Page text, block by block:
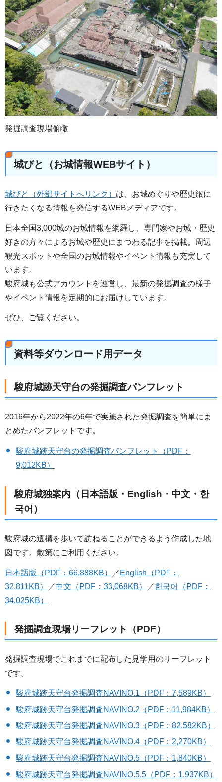
発掘調査現場俯瞰
城びと（お城情報WEBサイト）
城びと（外部サイトへリンク） は、お城めぐりや歴史旅に
行きたくなる情報を発信するWEBメディアです。
日本全国3,000城のお城情報を網羅し、専門家やお城・歴史
好きの方々によるお城や歴史にまつわる記事を掲載。周辺
観光スポットや全国のお城情報やイベント情報も充実して
います。
駿府城も公式アカウントを運営し、最新の発掘調査の様子
やイベント情報を定期的にお届けしています。
ぜひ、ご覧ください。
資料等ダウンロード用データ
駿府城跡天守台の発掘調査パンフレット
2016年から2022年の6年で実施された発掘調査を簡単にま
とめたパンフレットです。
駿府城跡天守台の発掘調査パンフレット（PDF：
9,012KB）
駿府城独案内（日本語版・English・中文・한
국어）
駿府城の遺構を歩いて訪ねることができるよう作成した地
図です。散策にご利用ください。
日本語版（PDF：66,888KB） ／ English（PDF：
32,811KB）
／中文（PDF：33,068KB） ／한국어（PDF：
34,025KB）
発掘調査現場リーフレット（PDF）
発掘調査現場でこれまでに配布した見学用のリーフレット
です。
駿府城跡天守台発掘調査NAVINO.1（PDF：7,589KB）
駿府城跡天守台発掘調査NAVINO.2（PDF：11,984KB）
駿府城跡天守台発掘調査NAVINO.3（PDF：82,582KB）
駿府城跡天守台発掘調査NAVINO.4（PDF：2,270KB）
駿府城跡天守台発掘調査NAVINO.5（PDF：1,840KB）
駿府城跡天守台発掘調査NAVINO.5.5（PDF：1,937KB）